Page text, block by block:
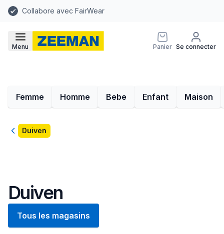
Collabore avec FairWear
Menu Panier Se connecter
Femme Homme Bebe Enfant Maison
RetourDuiven
Duiven
Tous les magasins